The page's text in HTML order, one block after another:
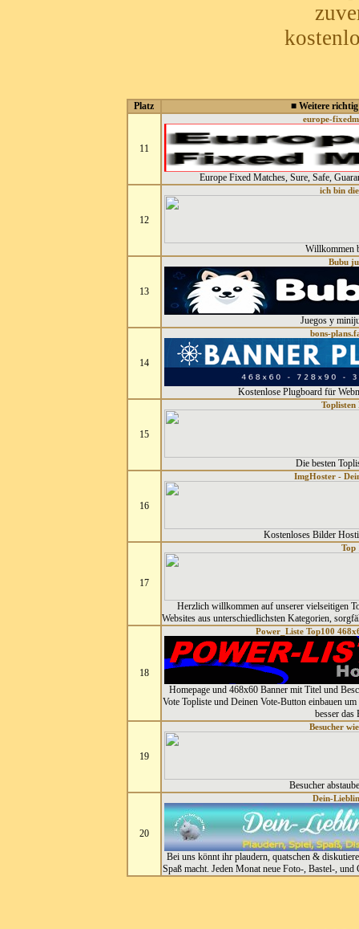
Platz ■ Weitere
11
europe-
Europe Fixed Matches, Sure, Safe,
12
ich bin
Willkommen
13
Bubu
Juegos y
14
bons-
Kostenlose Plugboard für
15
Toplisten
Die besten
16
ImgHoster -
Kostenloses Bilder
17
Top
Herzlich willkommen auf unserer vielseitigen
Websites aus unterschiedlichsten Kategorien,
18
Power_Liste Top100
Homepage und 468x60 Banner mit Titel und
Vote Topliste und Deinen Vote-Button einbauen
besser das
19
Besucher
Besucher
20
Dein-
Bei uns könnt ihr plaudern, quatschen &
Spaß macht. Jeden Monat neue Foto-, Bastel-,